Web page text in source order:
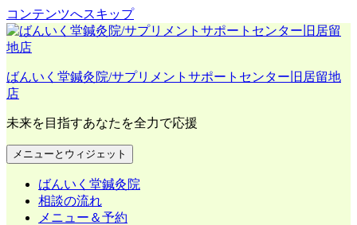
コンテンツへスキップ
ばんいく堂鍼灸院/サプリメントサポートセンター旧居留地
店
未来を目指すあなたを全力で応援
メニューとウィジェット
ばんいく堂鍼灸院
相談の流れ
メニュー＆予約